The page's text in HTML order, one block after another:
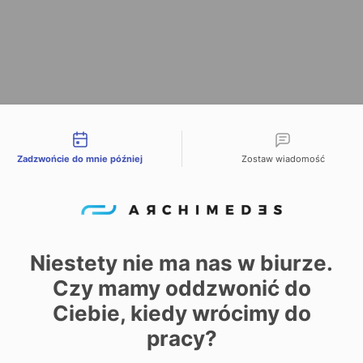
KMF-P_2040_en.pdf
przenośniki rolkowe.pdf
Archimedes-Katalog-
kontaktu
Zadzwońcie do mnie później Zostaw wiadomość
Niestety nie ma nas w biurze.
Czy mamy oddzwonić do
Ciebie, kiedy wrócimy do
pracy?